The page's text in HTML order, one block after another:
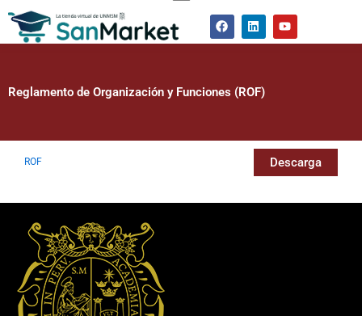
F
a
c
o
L
i
n
i
Y
o
u
Reglamento de Organización y Funciones (ROF)
ROF Descarga